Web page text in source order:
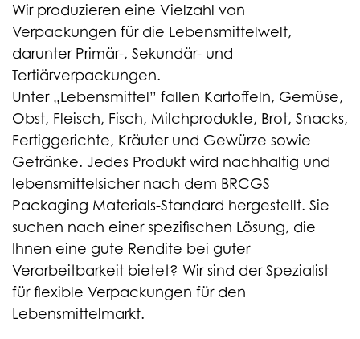
Wir produzieren eine Vielzahl von
Verpackungen für die Lebensmittelwelt,
darunter Primär-, Sekundär- und
Tertiärverpackungen.
Unter „Lebensmittel” fallen Kartoffeln, Gemüse,
Obst, Fleisch, Fisch, Milchprodukte, Brot, Snacks,
Fertiggerichte, Kräuter und Gewürze sowie
Getränke. Jedes Produkt wird nachhaltig und
lebensmittelsicher nach dem BRCGS
Packaging Materials-Standard hergestellt. Sie
suchen nach einer spezifischen Lösung, die
Ihnen eine gute Rendite bei guter
Verarbeitbarkeit bietet? Wir sind der Spezialist
für flexible Verpackungen für den
Lebensmittelmarkt.